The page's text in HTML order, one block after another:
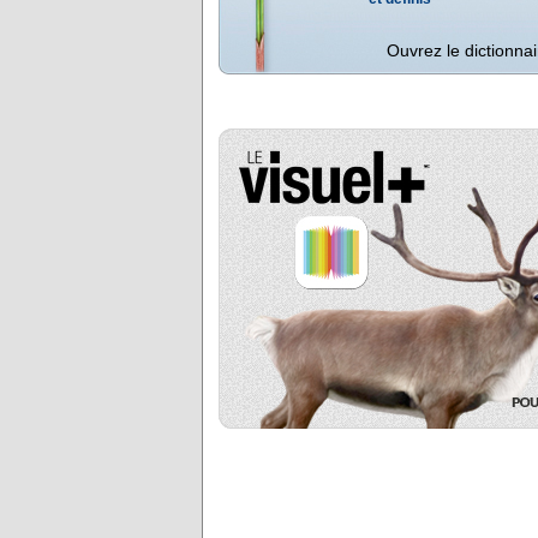
Ouvrez le